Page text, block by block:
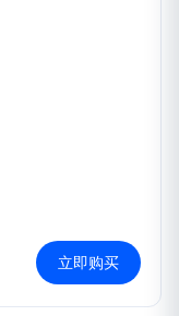
立即购买